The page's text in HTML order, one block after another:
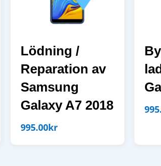
Lödning /
Reparation av
Samsung
Galaxy A7 2018
995.00kr